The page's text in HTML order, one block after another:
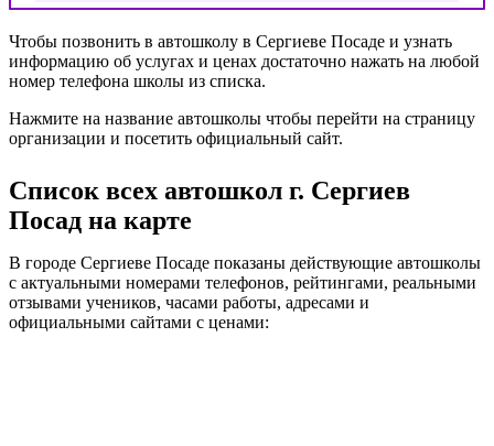
Чтобы позвонить в автошколу в Сергиеве Посаде и узнать
информацию об услугах и ценах достаточно нажать на любой
номер телефона школы из списка.
Нажмите на название автошколы чтобы перейти на страницу
организации и посетить официальный сайт.
Список всех автошкол г. Сергиев
Посад на карте
В городе Сергиеве Посаде показаны действующие автошколы
с актуальными номерами телефонов, рейтингами, реальными
отзывами учеников, часами работы, адресами и
официальными сайтами с ценами: